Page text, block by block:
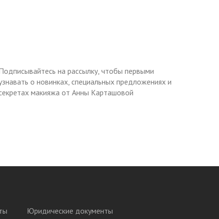
на рассылку, чтобы первыми
о новинках, специальных предложениях и
макияжа от Анны Карташовой
Юридические документы